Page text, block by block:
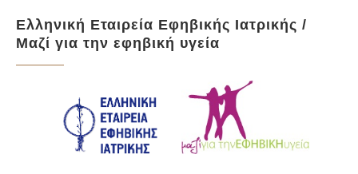
Ελληνική Εταιρεία Εφηβικής Ιατρικής /
Μαζί για την εφηβική υγεία